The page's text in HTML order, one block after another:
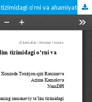
o‘rni va ahamiyati